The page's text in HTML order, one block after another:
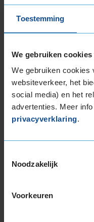
Toestemming
We gebruiken
We gebruiken cookies
websiteverkeer, het
social media) en het
advertenties. Meer
privacyverklaring.
Noodzakelijk
Voorkeuren
205/50R17 93V
205/55R17 95V
215/45R17 91V
215/50R17 95V
215/55R17 98V
215/60R17 100V
225/45R17 94V
225/50R17 98V